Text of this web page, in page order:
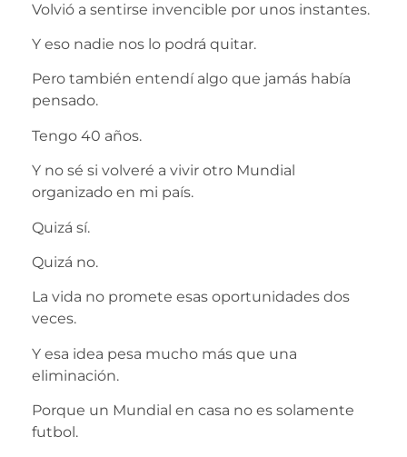
Volvió a sentirse invencible por unos instantes.
Y eso nadie nos lo podrá quitar.
Pero también entendí algo que jamás había
pensado.
Tengo 40 años.
Y no sé si volveré a vivir otro Mundial
organizado en mi país.
Quizá sí.
Quizá no.
La vida no promete esas oportunidades dos
veces.
Y esa idea pesa mucho más que una
eliminación.
Porque un Mundial en casa no es solamente
futbol.